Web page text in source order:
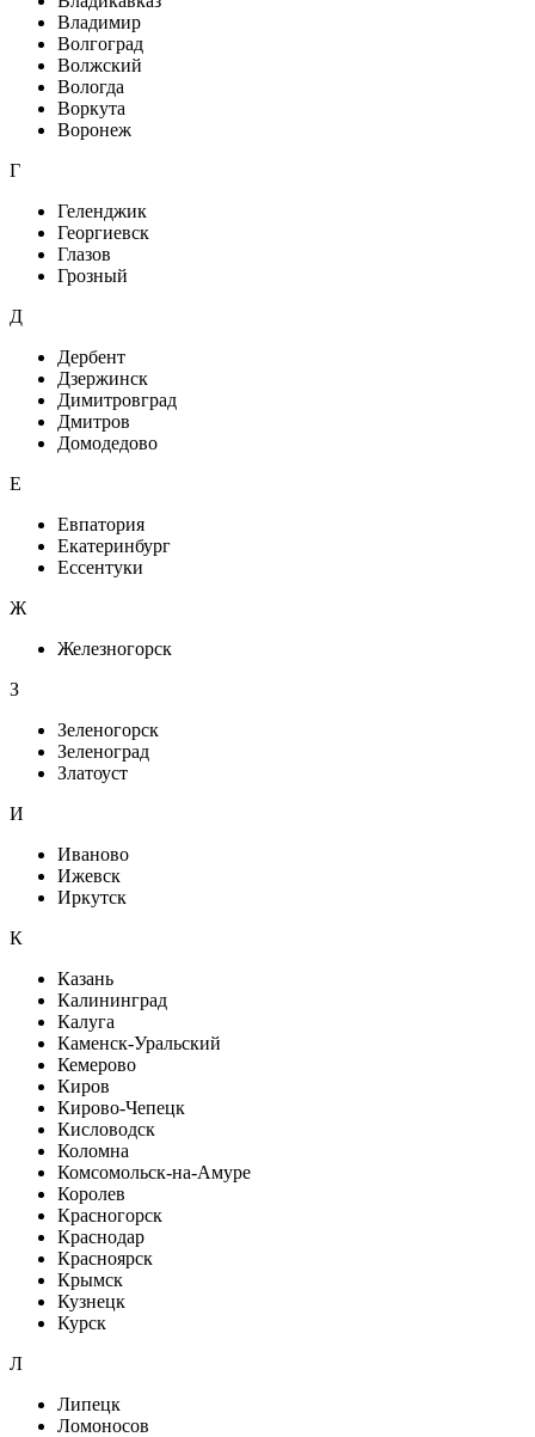
Владимир
Волгоград
Волжский
Вологда
Воркута
Воронеж
Г
Геленджик
Георгиевск
Глазов
Грозный
Д
Дербент
Дзержинск
Димитровград
Дмитров
Домодедово
Е
Евпатория
Екатеринбург
Ессентуки
Ж
Железногорск
З
Зеленогорск
Зеленоград
Златоуст
И
Иваново
Ижевск
Иркутск
К
Казань
Калининград
Калуга
Каменск-Уральский
Кемерово
Киров
Кирово-Чепецк
Кисловодск
Коломна
Комсомольск-на-Амуре
Королев
Красногорск
Краснодар
Красноярск
Крымск
Кузнецк
Курск
Л
Липецк
Ломоносов